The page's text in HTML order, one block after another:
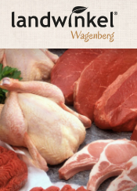
Overslaan
en
naar
de
inhoud
gaan